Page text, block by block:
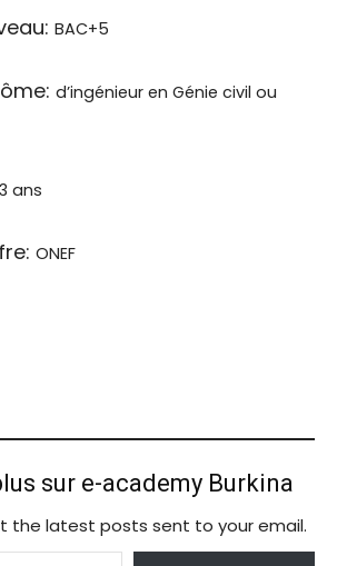
BAC+5
d’ingénieur en Génie civil ou
ans
ONEF
sur e-academy Burkina
the latest posts sent to your email.